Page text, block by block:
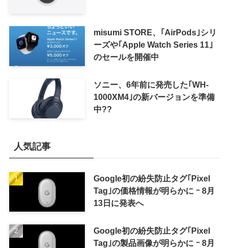
misumi STORE、｢AirPods｣シリ
ーズや｢Apple Watch Series 11｣
のセールを開催中
ソニー、6年前に発売した｢WH-
1000XM4｣の新バージョンを準備
中??
人気記事
Google初の紛失防止タグ｢Pixel
Tag｣の価格情報が明らかに ｰ 8月
13日に発表へ
Google初の紛失防止タグ｢Pixel
Tag｣の製品画像が明らかに ｰ 8月